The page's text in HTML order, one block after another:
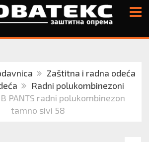
Zaštitna i radna odeća
Radni polukombinezoni
PANTS radni polukombinezon
tamno sivi 58